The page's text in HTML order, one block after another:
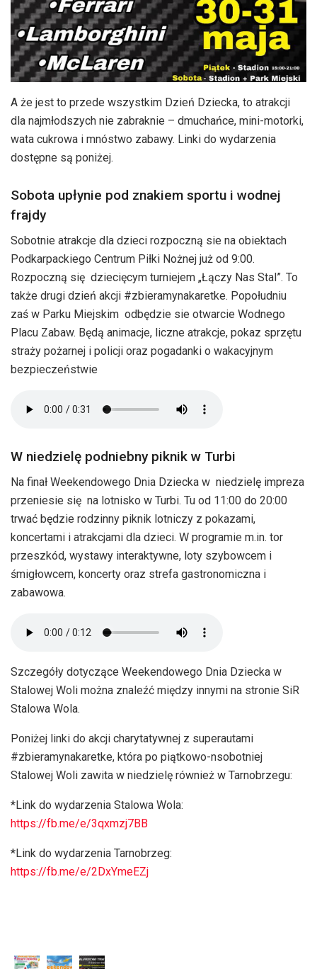
A że jest to przede wszystkim Dzień Dziecka, to atrakcji
dla najmłodszych nie zabraknie – dmuchańce, mini-motorki,
wata cukrowa i mnóstwo zabawy. Linki do wydarzenia
dostępne są poniżej.
Sobota upłynie pod znakiem sportu i wodnej
frajdy
Sobotnie atrakcje dla dzieci rozpoczną sie na obiektach
Podkarpackiego Centrum Piłki Nożnej już od 9:00.
Rozpoczną się dziecięcym turniejem „Łączy Nas Stal”. To
także drugi dzień akcji #zbieramynakaretke. Popołudniu
zaś w Parku Miejskim odbędzie sie otwarcie Wodnego
Placu Zabaw. Będą animacje, liczne atrakcje, pokaz sprzętu
straży pożarnej i policji oraz pogadanki o wakacyjnym
bezpieczeństwie
W niedzielę podniebny piknik w Turbi
Na finał Weekendowego Dnia Dziecka w niedzielę impreza
przeniesie się na lotnisko w Turbi. Tu od 11:00 do 20:00
trwać będzie rodzinny piknik lotniczy z pokazami,
koncertami i atrakcjami dla dzieci. W programie m.in. tor
przeszkód, wystawy interaktywne, loty szybowcem i
śmigłowcem, koncerty oraz strefa gastronomiczna i
zabawowa.
Szczegóły dotyczące Weekendowego Dnia Dziecka w
Stalowej Woli można znaleźć między innymi na stronie SiR
Stalowa Wola.
Poniżej linki do akcji charytatywnej z superautami
#zbieramynakaretke, która po piątkowo-nsobotniej
Stalowej Woli zawita w niedzielę również w Tarnobrzegu:
*Link do wydarzenia Stalowa Wola:
https://fb.me/e/3qxmzj7BB
*Link do wydarzenia Tarnobrzeg:
https://fb.me/e/2DxYmeEZj